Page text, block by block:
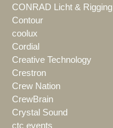
CONRAD Licht & Rigging
Contour
coolux
Cordial
Creative Technology
Crestron
Crew Nation
CrewBrain
Crystal Sound
ctc events